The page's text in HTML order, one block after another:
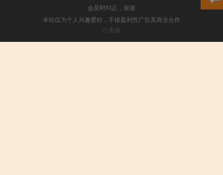
会及时纠正，谢谢
本站仅为个人兴趣爱好，不接盈利性广告及商业合作
小男孩